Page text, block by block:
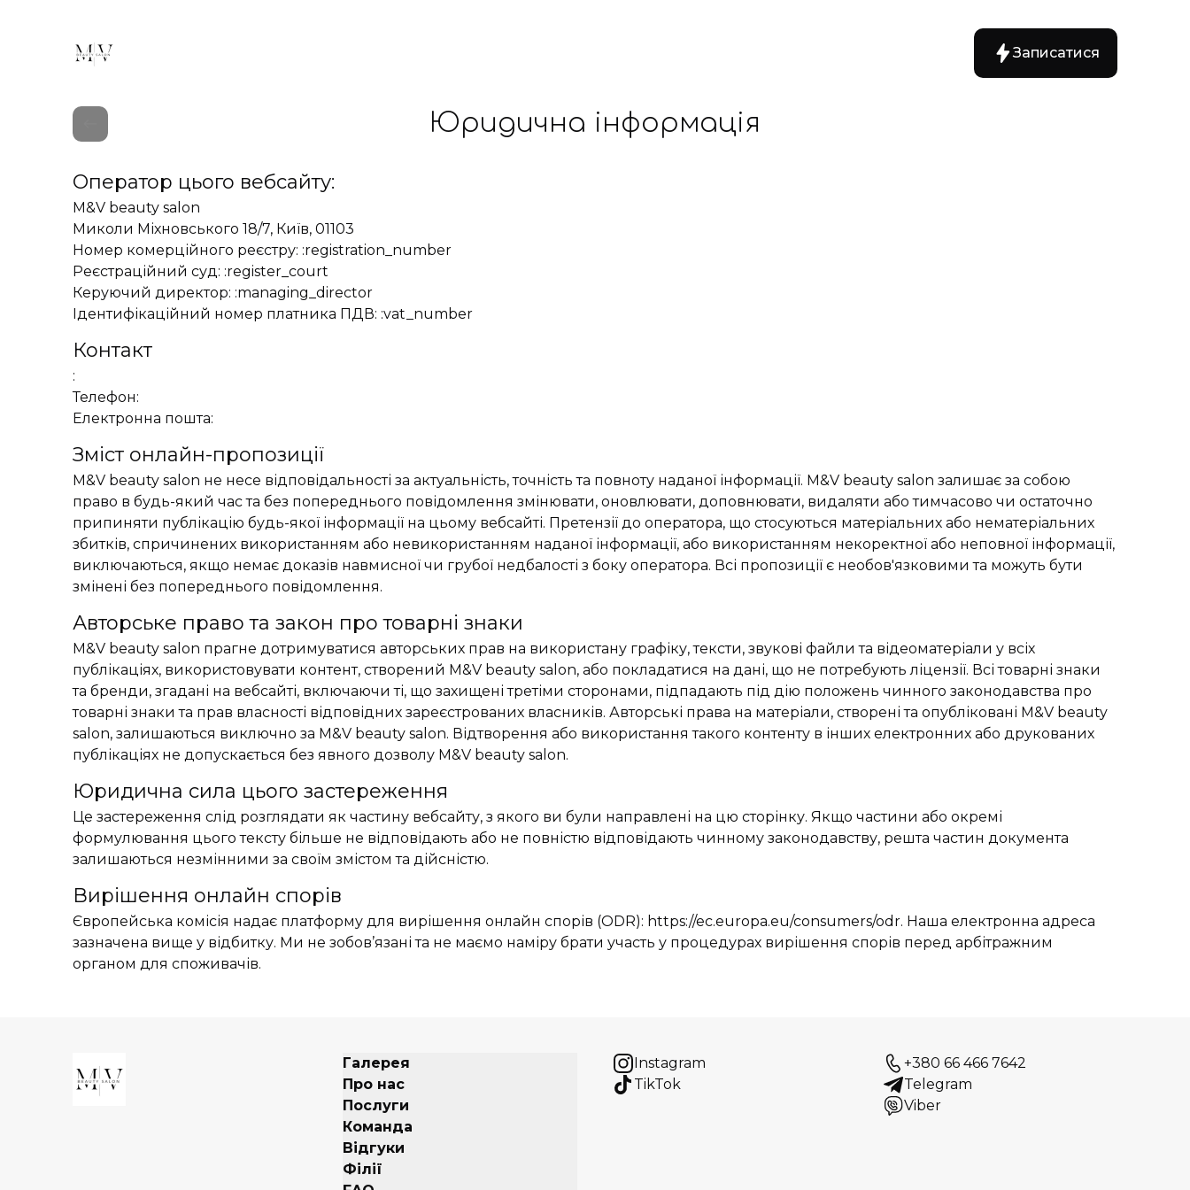
Записатися
Юридична інформація
Оператор цього вебсайту:
M&V beauty salon
Миколи Міхновського 18/7, Київ, 01103
Номер комерційного реєстру: :registration_number
Реєстраційний суд: :register_court
Керуючий директор: :managing_director
Ідентифікаційний номер платника ПДВ: :vat_number
Контакт
:
Телефон:
Електронна пошта:
Зміст онлайн-пропозиції
M&V beauty salon не несе відповідальності за актуальність, точність та повноту наданої інформації. M&V beauty salon залишає за собою
право в будь-який час та без попереднього повідомлення змінювати, оновлювати, доповнювати, видаляти або тимчасово чи остаточно
припиняти публікацію будь-якої інформації на цьому вебсайті. Претензії до оператора, що стосуються матеріальних або нематеріальних
збитків, спричинених використанням або невикористанням наданої інформації, або використанням некоректної або неповної інформації,
виключаються, якщо немає доказів навмисної чи грубої недбалості з боку оператора. Всі пропозиції є необов'язковими та можуть бути
змінені без попереднього повідомлення.
Авторське право та закон про товарні знаки
M&V beauty salon прагне дотримуватися авторських прав на використану графіку, тексти, звукові файли та відеоматеріали у всіх
публікаціях, використовувати контент, створений M&V beauty salon, або покладатися на дані, що не потребують ліцензії. Всі товарні знаки
та бренди, згадані на вебсайті, включаючи ті, що захищені третіми сторонами, підпадають під дію положень чинного законодавства про
товарні знаки та прав власності відповідних зареєстрованих власників. Авторські права на матеріали, створені та опубліковані M&V beauty
salon, залишаються виключно за M&V beauty salon. Відтворення або використання такого контенту в інших електронних або друкованих
публікаціях не допускається без явного дозволу M&V beauty salon.
Юридична сила цього застереження
Це застереження слід розглядати як частину вебсайту, з якого ви були направлені на цю сторінку. Якщо частини або окремі
формулювання цього тексту більше не відповідають або не повністю відповідають чинному законодавству, решта частин документа
залишаються незмінними за своїм змістом та дійсністю.
Вирішення онлайн спорів
Європейська комісія надає платформу для вирішення онлайн спорів (ODR): https://ec.europa.eu/consumers/odr. Наша електронна адреса
зазначена вище у відбитку. Ми не зобов’язані та не маємо наміру брати участь у процедурах вирішення спорів перед арбітражним
органом для споживачів.
Галерея
Про нас
Послуги
Команда
Відгуки
Філії
Instagram
TikTok
+380 66 466 7642
Telegram
Viber